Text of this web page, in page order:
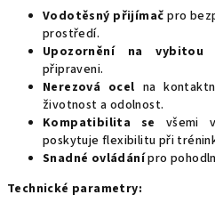
Vodotěsný přijímačpro
prostředí.
Upozornění na
připraveni.
Nerezová ocel na
životnost a odolnost.
Kompatibilita se všemi
poskytuje flexibilitu při
Snadné ovládánípro
Technické parametry: